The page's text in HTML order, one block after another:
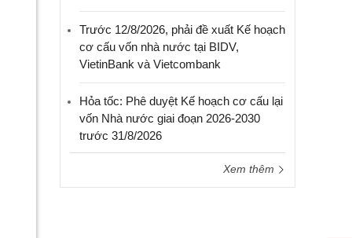
Trước 12/8/2026, phải đề xuất Kế hoạch
cơ cấu vốn nhà nước tại BIDV,
VietinBank và Vietcombank
Hỏa tốc: Phê duyệt Kế hoạch cơ cấu lại
vốn Nhà nước giai đoạn 2026-2030
trước 31/8/2026
Xem thêm